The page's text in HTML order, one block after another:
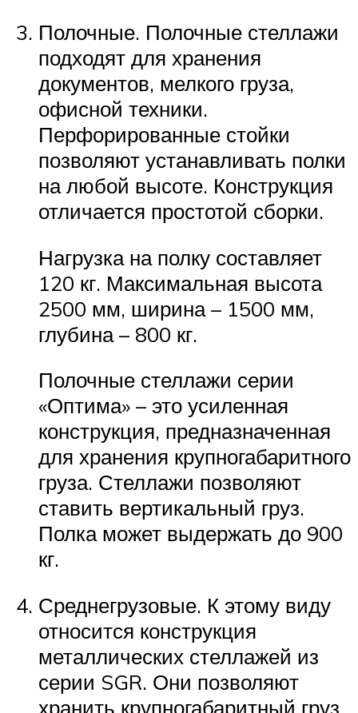
Полочные. Полочные стеллажи
подходят для хранения
документов, мелкого груза,
офисной техники.
Перфорированные стойки
позволяют устанавливать полки
на любой высоте. Конструкция
отличается простотой сборки.
Нагрузка на полку составляет
120 кг. Максимальная высота
2500 мм, ширина – 1500 мм,
глубина – 800 кг.
Полочные стеллажи серии
«Оптима» – это усиленная
конструкция, предназначенная
для хранения крупногабаритного
груза. Стеллажи позволяют
ставить вертикальный груз.
Полка может выдержать до 900
кг.
Среднегрузовые. К этому виду
относится конструкция
металлических стеллажей из
серии SGR. Они позволяют
хранить крупногабаритный груз.